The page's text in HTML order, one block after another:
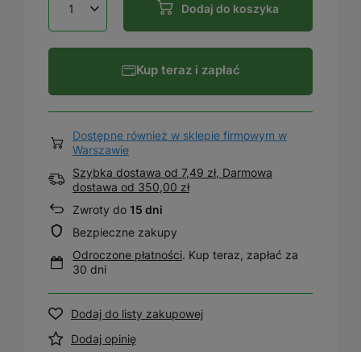
Dodaj do koszyka
Kup teraz i zapłać
Dostępne również w sklepie firmowym w
Warszawie
Szybka dostawa od 7,49 zł, Darmowa
dostawa od 350,00 zł
Zwroty do 15 dni
Bezpieczne zakupy
Odroczone płatności. Kup teraz, zapłać za
30 dni
Dodaj do listy zakupowej
Dodaj opinię